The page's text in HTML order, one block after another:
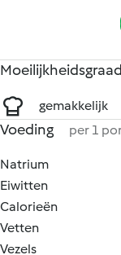
Moeilijkheidsgraad
gemakkelijk
Voeding per 1
Natrium
Eiwitten
Calorieën
Vetten
Vezels